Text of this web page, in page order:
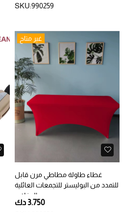
SKU:990259
غير متاح
غطاء طاولة مطاطي مرن قابل
للتمدد من البوليستر للتجمعات العائلية
والحفلات
3.750 دك